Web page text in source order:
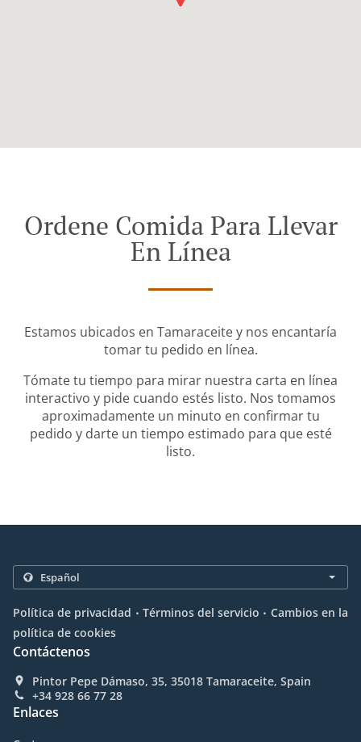
Ordene Comida Para Llevar
En Línea
Estamos ubicados en Tamaraceite y nos encantaría
tomar tu pedido en línea.
Tómate tu tiempo para mirar nuestra carta en línea
interactivo y pide cuando estés listo. Nos tomamos
aproximadamente un minuto en confirmar tu
pedido y darte un tiempo estimado para que esté
listo.
Política de privacidad . Términos del servicio . Cambios en la
política de cookies
Contáctenos
Pintor Pepe Dámaso, 35, 35018 Tamaraceite, Spain
+34 928 66 77 28
Enlaces